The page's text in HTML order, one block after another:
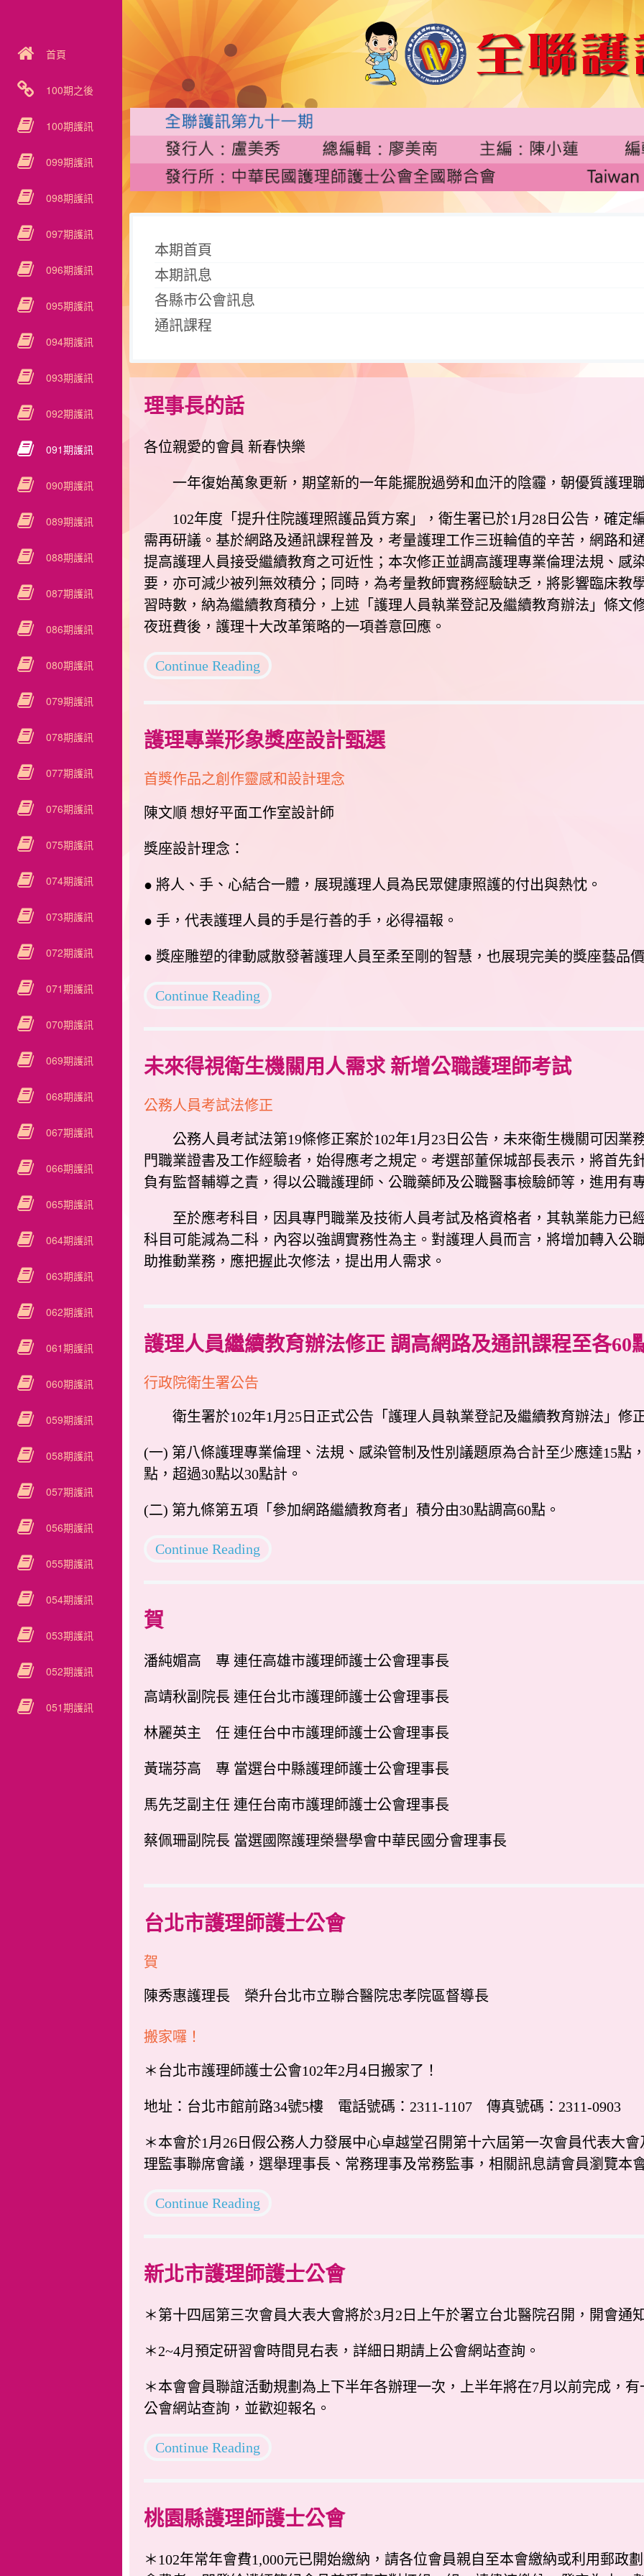
首頁
100期之後
100期護訊
099期護訊
098期護訊
097期護訊
096期護訊
095期護訊
094期護訊
093期護訊
092期護訊
091期護訊
090期護訊
089期護訊
088期護訊
087期護訊
086期護訊
080期護訊
079期護訊
078期護訊
077期護訊
076期護訊
075期護訊
074期護訊
073期護訊
072期護訊
071期護訊
070期護訊
069期護訊
068期護訊
067期護訊
066期護訊
065期護訊
064期護訊
063期護訊
062期護訊
061期護訊
060期護訊
059期護訊
058期護訊
057期護訊
056期護訊
055期護訊
054期護訊
053期護訊
052期護訊
051期護訊
本期首頁
本期訊息
各縣市公會訊息
通訊課程
理事長的話
各位親愛的會員 新春快樂
一年復始萬象更新，期望新的一年能擺脫過勞和血汗的陰霾，朝優質護理
102年度「提升住院護理照護品質方案」，衛生署已於1月28日公告，確定
需再研議。基於網路及通訊課程普及，考量護理工作三班輪值的辛苦，網路和
提高護理人員接受繼續教育之可近性；本次修正並調高護理專業倫理法規、感
要，亦可減少被列無效積分；同時，為考量教師實務經驗缺乏，將影響臨床教
習時數，納為繼續教育積分，上述「護理人員執業登記及繼續教育辦法」條文
夜班費後，護理十大改革策略的一項善意回應。
Continue Reading
護理專業形象獎座設計甄選
首獎作品之創作靈感和設計理念
陳文順 想好平面工作室設計師
獎座設計理念：
● 將人、手、心結合一體，展現護理人員為民眾健康照護的付出與熱忱。
● 手，代表護理人員的手是行善的手，必得福報。
● 獎座雕塑的律動感散發著護理人員至柔至剛的智慧，也展現完美的獎座藝品
Continue Reading
未來得視衛生機關用人需求 新增公職護理師考試
公務人員考試法修正
公務人員考試法第19條修正案於102年1月23日公告，未來衛生機關可因業
門職業證書及工作經驗者，始得應考之規定。考選部董保城部長表示，將首先
負有監督輔導之責，得以公職護理師、公職藥師及公職醫事檢驗師等，進用有
至於應考科目，因具專門職業及技術人員考試及格資格者，其執業能力已
科目可能減為二科，內容以強調實務性為主。對護理人員而言，將增加轉入公
助推動業務，應把握此次修法，提出用人需求。
護理人員繼續教育辦法修正 調高網路及通訊課程至各60
行政院衛生署公告
衛生署於102年1月25日正式公告「護理人員執業登記及繼續教育辦法」修
(一) 第八條護理專業倫理、法規、感染管制及性別議題原為合計至少應達15點
點，超過30點以30點計。
(二) 第九條第五項「參加網路繼續教育者」積分由30點調高60點。
Continue Reading
賀
潘純媚高 專 連任高雄市護理師護士公會理事長
高靖秋副院長 連任台北市護理師護士公會理事長
林麗英主 任 連任台中市護理師護士公會理事長
黃瑞芬高 專 當選台中縣護理師護士公會理事長
馬先芝副主任 連任台南市護理師護士公會理事長
蔡佩珊副院長 當選國際護理榮譽學會中華民國分會理事長
台北市護理師護士公會
賀
陳秀惠護理長 榮升台北市立聯合醫院忠孝院區督導長
搬家囉！
＊台北市護理師護士公會102年2月4日搬家了！
地址：台北市館前路34號5樓 電話號碼：2311-1107 傳真號碼：2311-0903
＊本會於1月26日假公務人力發展中心卓越堂召開第十六屆第一次會員代表大
理監事聯席會議，選舉理事長、常務理事及常務監事，相關訊息請會員瀏覽本
Continue Reading
新北市護理師護士公會
＊第十四屆第三次會員大表大會將於3月2日上午於署立台北醫院召開，開會通
＊2~4月預定研習會時間見右表，詳細日期請上公會網站查詢。
＊本會會員聯誼活動規劃為上下半年各辦理一次，上半年將在7月以前完成，
公會網站查詢，並歡迎報名。
Continue Reading
桃園縣護理師護士公會
＊102年常年會費1,000元已開始繳納，請各位會員親自至本會繳納或利用郵政